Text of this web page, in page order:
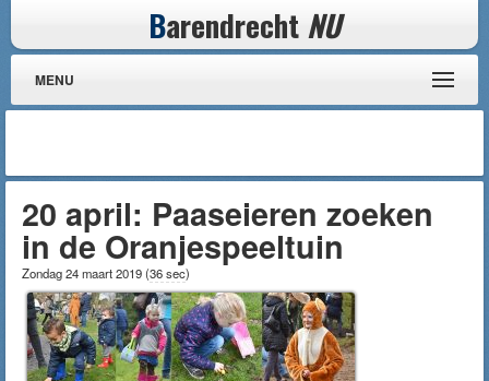
Barendrecht NU
MENU
20 april: Paaseieren zoeken
in de Oranjespeeltuin
Zondag 24 maart 2019(36 sec)